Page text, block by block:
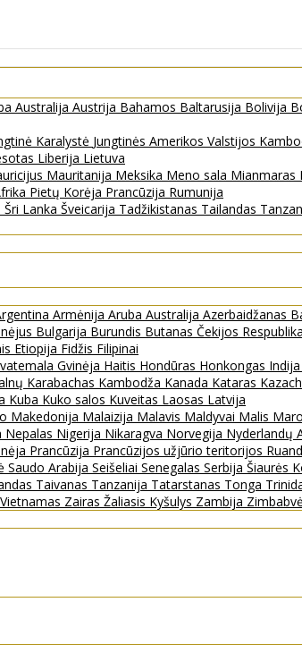
Australija Austrija Bahamos Baltarusija Bolivija
Karalystė Jungtinės Amerikos Valstijos
Liberija Lietuva
Mauritanija Meksika Meno sala Mianmaras
Pietų Korėja Prancūzija Rumunija
Šri Lanka Šveicarija Tadžikistanas Tailandas
Armėnija Aruba Australija Azerbaidžanas
Bulgarija Burundis Butanas Čekijos Respublika
Etiopija Fidžis Filipinai
Gvinėja Haitis Hondūras Honkongas Indija
Karabachas Kambodža Kanada Kataras
Kuba Kuko salos Kuveitas Laosas Latvija
Makedonija Malaizija Malavis Maldyvai Malis
Nepalas Nigerija Nikaragva Norvegija Nyderlandų
Prancūzija Prancūzijos užjūrio teritorijos
Saudo Arabija Seišeliai Senegalas Serbija Šiaurės
Taivanas Tanzanija Tatarstanas Tonga
Vietnamas Zairas Žaliasis Kyšulys Zambija